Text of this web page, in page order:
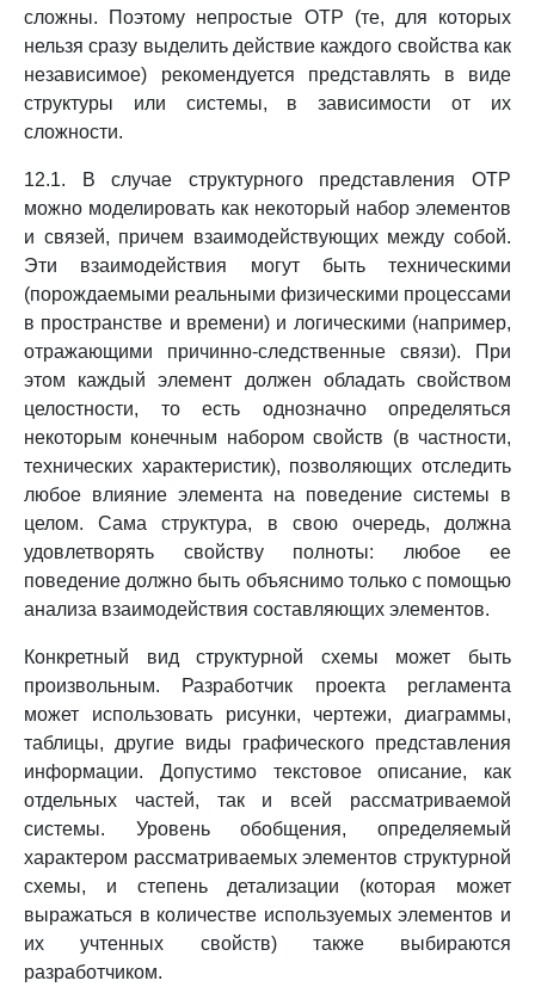
сложны. Поэтому непростые ОТР (те, для которых
нельзя сразу выделить действие каждого свойства как
независимое) рекомендуется представлять в виде
структуры или системы, в зависимости от их
сложности.
12.1. В случае структурного представления ОТР
можно моделировать как некоторый набор элементов
и связей, причем взаимодействующих между собой.
Эти взаимодействия могут быть техническими
(порождаемыми реальными физическими процессами
в пространстве и времени) и логическими (например,
отражающими причинно-следственные связи). При
этом каждый элемент должен обладать свойством
целостности, то есть однозначно определяться
некоторым конечным набором свойств (в частности,
технических характеристик), позволяющих отследить
любое влияние элемента на поведение системы в
целом. Сама структура, в свою очередь, должна
удовлетворять свойству полноты: любое ее
поведение должно быть объяснимо только с помощью
анализа взаимодействия составляющих элементов.
Конкретный вид структурной схемы может быть
произвольным. Разработчик проекта регламента
может использовать рисунки, чертежи, диаграммы,
таблицы, другие виды графического представления
информации. Допустимо текстовое описание, как
отдельных частей, так и всей рассматриваемой
системы. Уровень обобщения, определяемый
характером рассматриваемых элементов структурной
схемы, и степень детализации (которая может
выражаться в количестве используемых элементов и
их учтенных свойств) также выбираются
разработчиком.